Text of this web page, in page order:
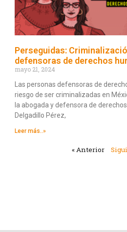
Perseguidas:
defensoras de derechos
mayo 21, 2024
Las personas defensoras de
riesgo de ser criminalizadas en
la abogada y defensora de
Delgadillo Pérez,
Leer más..»
« Anterior